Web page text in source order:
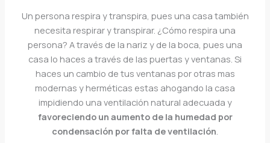
Un persona respira y transpira, pues una casa también
necesita respirar y transpirar. ¿Cómo respira una
persona? A través de la nariz y de la boca, pues una
casa lo haces a través de las puertas y ventanas. Si
haces un cambio de tus ventanas por otras mas
modernas y herméticas estas ahogando la casa
impidiendo una ventilación natural adecuada y
favoreciendo un aumento de la humedad por
condensación por falta de ventilación